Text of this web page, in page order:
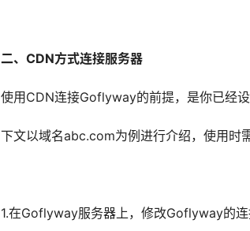
二、CDN方式连接服务器
使用CDN连接Goflyway的前提，是你已经
下文以域名abc.com为例进行介绍，使用时
1.在Goflyway服务器上，修改Goflyway的连